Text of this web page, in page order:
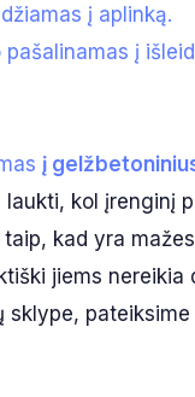
į aplinką.
į
į
kol įrenginį
kad yra
jiems
sklype,